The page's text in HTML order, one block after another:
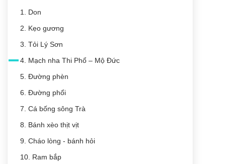
1. Don
2. Kẹo gương
3. Tỏi Lý Sơn
4. Mạch nha Thi Phổ – Mộ Đức
5. Đường phèn
6. Đường phổi
7. Cá bống sông Trà
8. Bánh xèo thịt vịt
9. Cháo lòng - bánh hỏi
10. Ram bắp